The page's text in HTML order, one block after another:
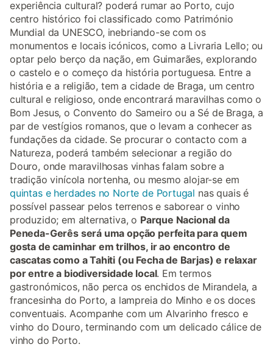
experiência cultural? poderá rumar ao Porto, cujo
centro histórico foi classificado como Património
Mundial da UNESCO, inebriando-se com os
monumentos e locais icónicos, como a Livraria Lello; ou
optar pelo berço da nação, em Guimarães, explorando
o castelo e o começo da história portuguesa. Entre a
história e a religião, tem a cidade de Braga, um centro
cultural e religioso, onde encontrará maravilhas como o
Bom Jesus, o Convento do Sameiro ou a Sé de Braga, a
par de vestígios romanos, que o levam a conhecer as
fundações da cidade. Se procurar o contacto com a
Natureza, poderá também selecionar a região do
Douro, onde maravilhosas vinhas falam sobre a
tradição vinícola nortenha, ou mesmo alojar-se em
quintas e herdades no Norte de Portugal nas quais é
possível passear pelos terrenos e saborear o vinho
produzido; em alternativa, o Parque Nacional da
Peneda-Gerês será uma opção perfeita para quem
gosta de caminhar em trilhos, ir ao encontro de
cascatas como a Tahiti (ou Fecha de Barjas) e relaxar
por entre a biodiversidade local. Em termos
gastronómicos, não perca os enchidos de Mirandela, a
francesinha do Porto, a lampreia do Minho e os doces
conventuais. Acompanhe com um Alvarinho fresco e
vinho do Douro, terminando com um delicado cálice de
vinho do Porto.